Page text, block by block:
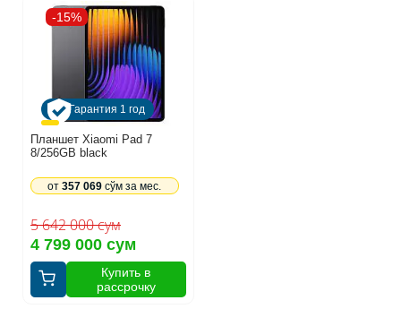
-15%
Гарантия 1 год
Планшет Xiaomi Pad 7
8/256GB black
4 799 000 сум
5 642 000 сум
от357 069 сўм за мес.
Купить в
рассрочку